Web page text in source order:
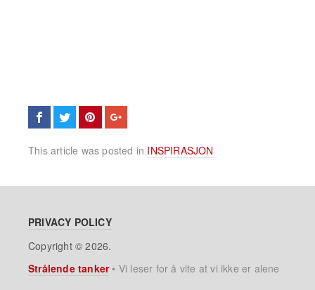
This article was posted in INSPIRASJON
PRIVACY POLICY
Copyright © 2026.
Strålende tanker• Vi leser for å vite at vi ikke er alene